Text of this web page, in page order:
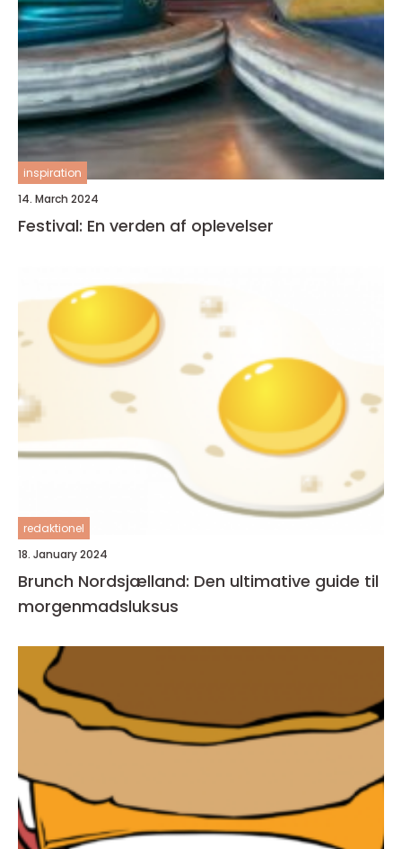
inspiration
14. March 2024
Festival: En verden af oplevelser
redaktionel
18. January 2024
Brunch Nordsjælland: Den ultimative guide til
morgenmadsluksus